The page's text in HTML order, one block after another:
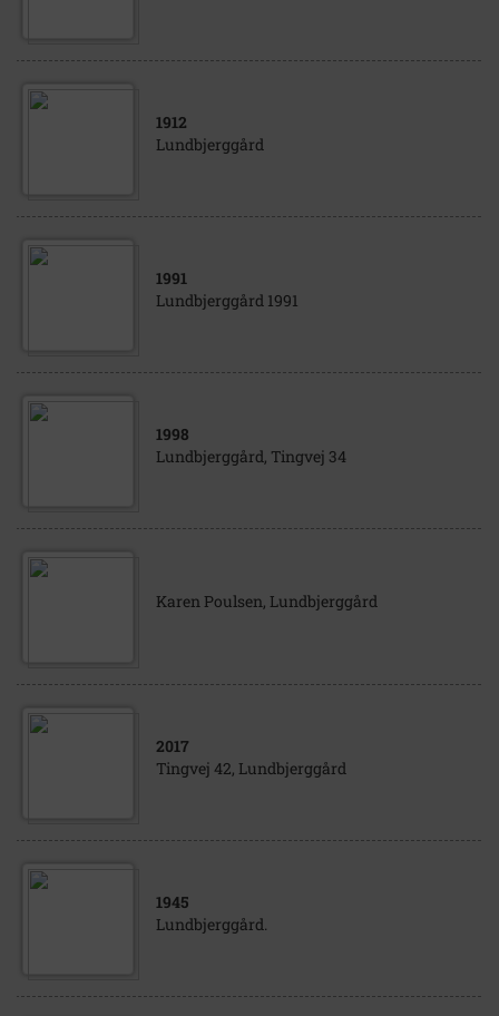
1912
Lundbjerggård
1991
Lundbjerggård 1991
1998
Lundbjerggård, Tingvej 34
Karen Poulsen, Lundbjerggård
2017
Tingvej 42, Lundbjerggård
1945
Lundbjerggård.